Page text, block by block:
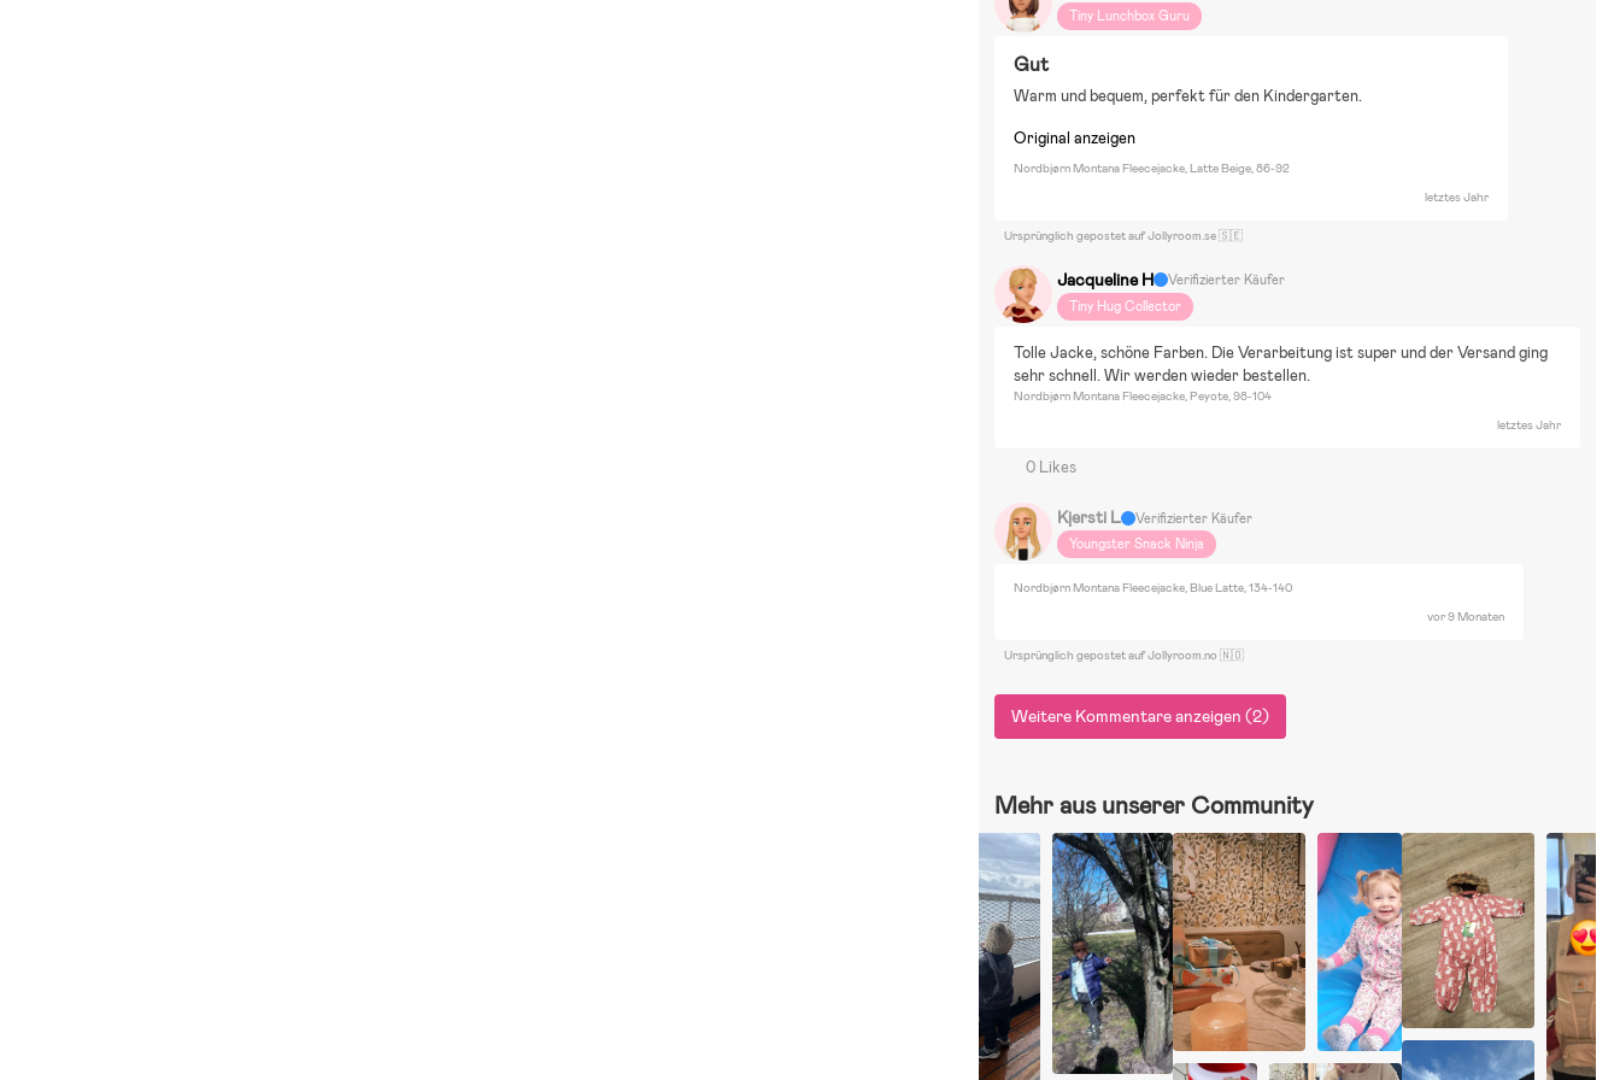
Tiny Lunchbox Guru
Gut
Warm und bequem, perfekt für den Kindergarten.
Original anzeigen
Nordbjørn Montana Fleecejacke, Latte Beige, 86-92
letztes Jahr
Ursprünglich gepostet auf Jollyroom.se 🇸🇪
Jacqueline H
Verifizierter Käufer
Tiny Hug Collector
Tolle Jacke, schöne Farben. Die Verarbeitung ist super und der Versand ging
sehr schnell. Wir werden wieder bestellen.
Nordbjørn Montana Fleecejacke, Peyote, 98-104
letztes Jahr
0 Likes
Kjersti L
Verifizierter Käufer
Youngster Snack Ninja
Nordbjørn Montana Fleecejacke, Blue Latte, 134-140
vor 9 Monaten
Ursprünglich gepostet auf Jollyroom.no 🇳🇴
Weitere Kommentare anzeigen (2)
Mehr aus unserer Community